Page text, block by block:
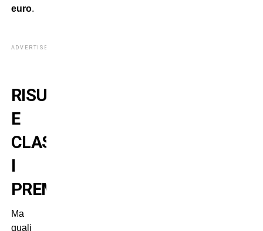
euro.
ADVERTISEMENT
RISULTATI
E
CLASSIFICA:
I
PREMI
Ma
quali